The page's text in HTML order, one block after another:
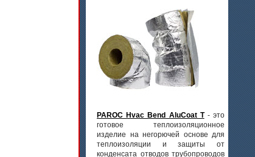
PAROC Hvac Bend AluCoat T- это
готовое теплоизоляционное
изделие на негорючей основе для
теплоизоляции и защиты от
конденсата отводов трубопроводов